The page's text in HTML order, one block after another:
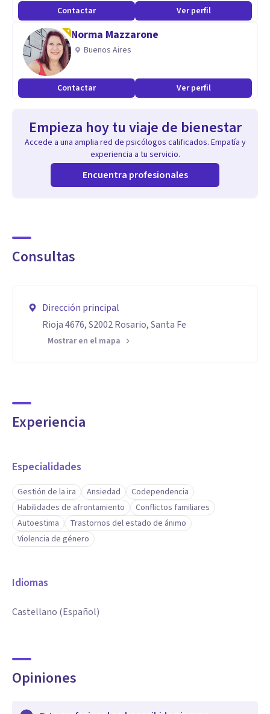
Contactar Ver perfil
Norma Mazzarone
Buenos Aires
Contactar Ver perfil
Empieza hoy tu viaje de bienestar
Accede a una amplia red de psicólogos calificados. Empatía y
experiencia a tu servicio.
Encuentra profesionales
Consultas
Dirección principal
Rioja 4676, S2002 Rosario, Santa Fe
Mostrar en el mapa
Experiencia
Especialidades
Gestión de la ira Ansiedad
Codependencia
Habilidades de afrontamiento
Conflictos familiares
Autoestima
Trastornos del estado de ánimo
Violencia de género
Idiomas
Castellano (Español)
Opiniones